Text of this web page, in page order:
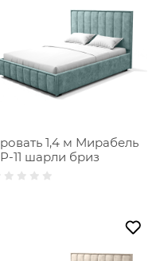
1,4 м Мирабель
11 шарли бриз